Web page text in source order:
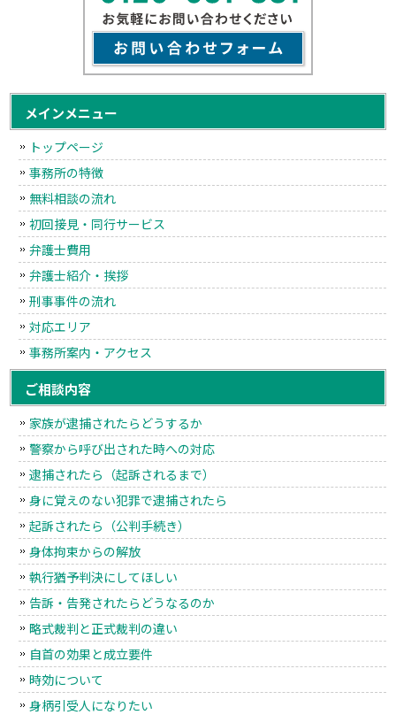
メインメニュー
トップページ
事務所の特徴
無料相談の流れ
初回接見・同行サービス
弁護士費用
弁護士紹介・挨拶
刑事事件の流れ
対応エリア
事務所案内・アクセス
ご相談内容
家族が逮捕されたらどうするか
警察から呼び出された時への対応
逮捕されたら（起訴されるまで）
身に覚えのない犯罪で逮捕されたら
起訴されたら（公判手続き）
身体拘束からの解放
執行猶予判決にしてほしい
告訴・告発されたらどうなるのか
略式裁判と正式裁判の違い
自首の効果と成立要件
時効について
身柄引受人になりたい